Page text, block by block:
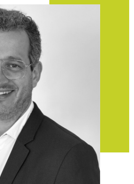
transaction
à Pont-Saint-
ou des
agence veille à analyser vos
des propositions intéressantes
professionnels du domaine,